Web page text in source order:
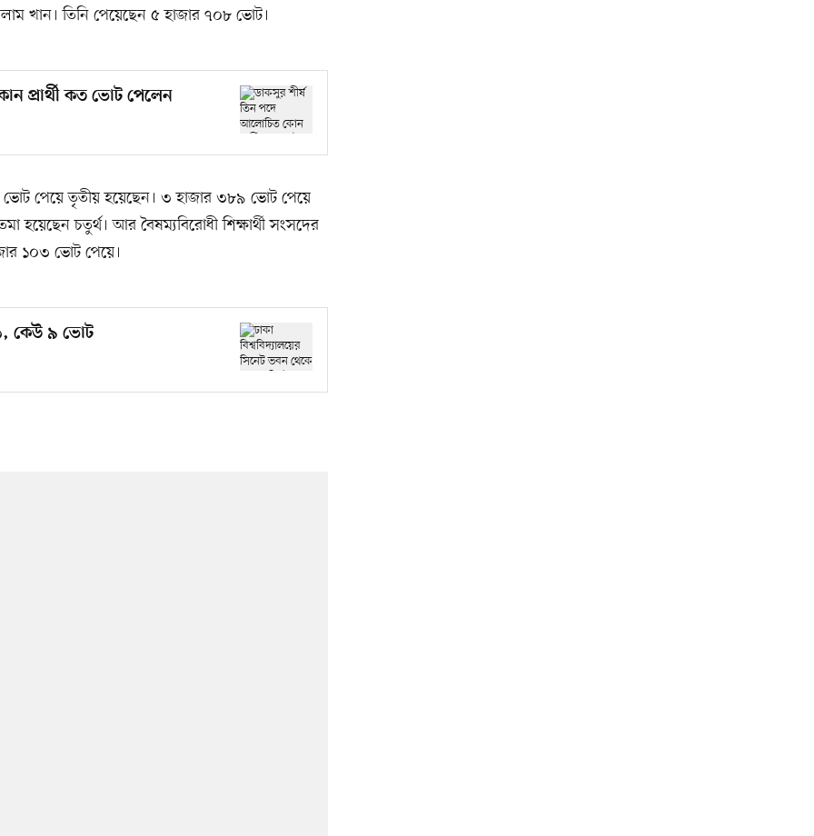
খান। তিনি পেয়েছেন ৫ হাজার ৭০৮ ভোট।
প্রার্থী কত ভোট পেলেন
ভোট পেয়ে তৃতীয় হয়েছেন। ৩ হাজার ৩৮৯ ভোট পেয়ে
হয়েছেন চতুর্থ। আর বৈষম্যবিরোধী শিক্ষার্থী সংসদের
১০৩ ভোট পেয়ে।
কেউ ৯ ভোট